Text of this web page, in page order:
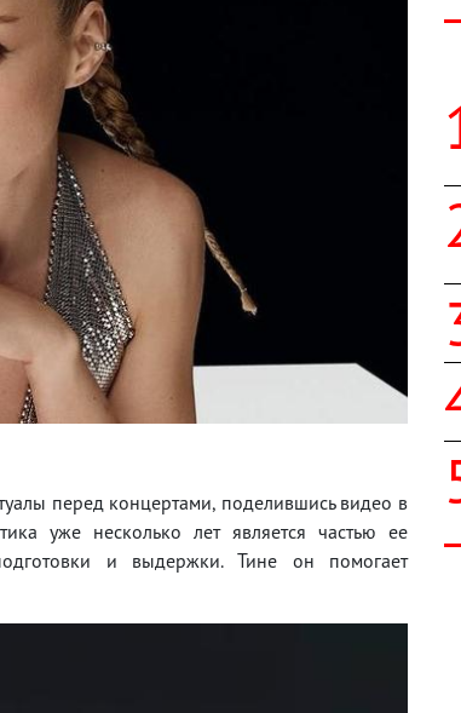
перед концертами, поделившись видео в
уже несколько лет является частью ее
и выдержки. Тине он помогает